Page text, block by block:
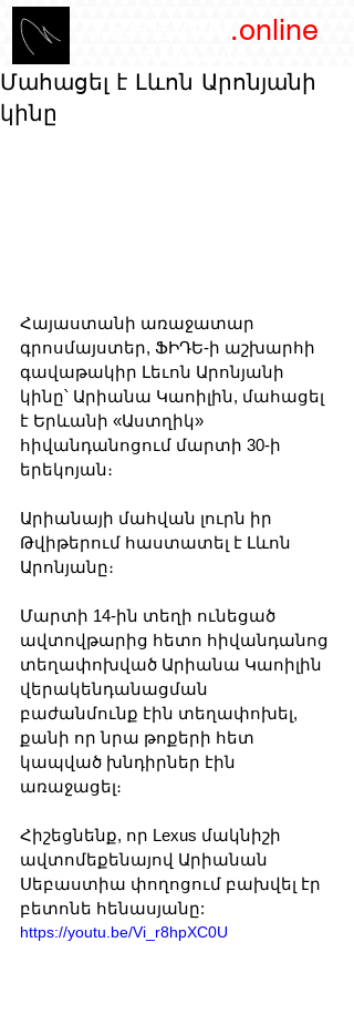
.online
Մահացել է Լևոն Արոնյանի
կինը
Հայաստանի առաջատար
գրոսմայստեր, ՖԻԴԵ-ի աշխարհի
գավաթակիր Լեւոն Արոնյանի
կինը՝ Արիանա Կաոիլին, մահացել
է Երևանի «Աստղիկ»
հիվանդանոցում մարտի 30-ի
երեկոյան։
Արիանայի մահվան լուրն իր
Թվիթերում հաստատել է Լևոն
Արոնյանը։
Մարտի 14-ին տեղի ունեցած
ավտովթարից հետո հիվանդանոց
տեղափոխված Արիանա Կաոիլին
վերակենդանացման
բաժանմունք էին տեղափոխել,
քանի որ նրա թոքերի հետ
կապված խնդիրներ էին
առաջացել։
Հիշեցնենք, որ Lexus մակնիշի
ավտոմեքենայով Արիանան
Սեբաստիա փողոցում բախվել էր
բետոնե հենասյանը:
https://youtu.be/Vi_r8hpXC0U